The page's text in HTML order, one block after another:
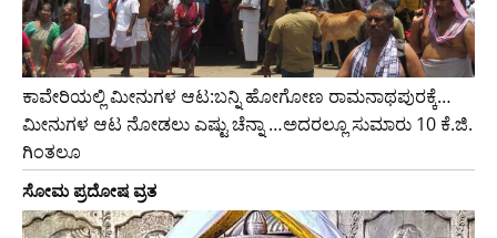
ಕಾವೇರಿಯಲ್ಲಿ ಮೀನುಗಳ ಆಟ:ಬನ್ನಿ ಹೋಗೋಣ ರಾಮನಾಥಪುರಕ್ಕೆ…
ಮೀನುಗಳ ಆಟ ನೋಡಲು ಎಷ್ಟು ಚೆನ್ನಾ …ಅದರಲ್ಲೂ ಸುಮಾರು 10 ಕೆ.ಜಿ.
ಗಿಂತಲೂ
ಸೋಮ ಪ್ರದೋಷ ವ್ರತ